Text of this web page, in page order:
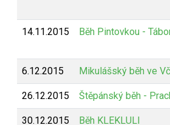
14.11.2015 Běh Pintovkou -
6.12.2015 Mikulášský běh ve
26.12.2015 Štěpánský běh -
30.12.2015 Běh KLEKLULI